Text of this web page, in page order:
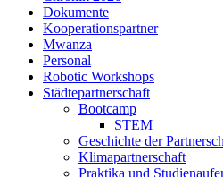
Dokumente
Kooperationspartner
Mwanza
Personal
Robotic Workshops
Städtepartnerschaft
Bootcamp
STEM
Geschichte der
Klimapartnerschaft
Praktika und